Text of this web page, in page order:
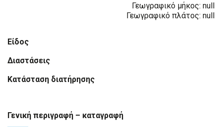
Γεωγραφικό μήκος: null
Γεωγραφικό πλάτος: null
Είδος
Διαστάσεις
Κατάσταση διατήρησης
Γενική περιγραφή – καταγραφή